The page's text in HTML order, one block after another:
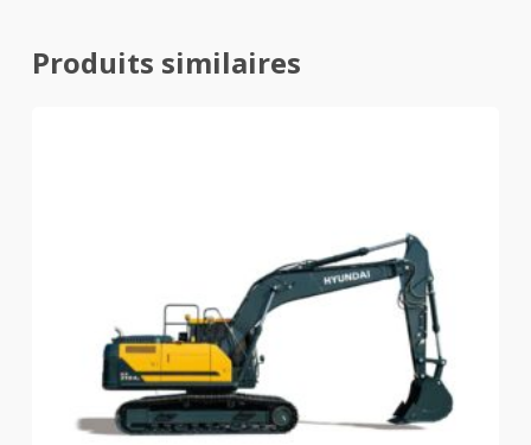
Produits similaires